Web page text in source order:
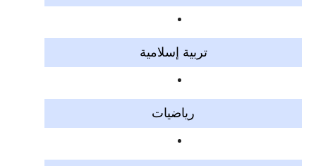
تربية إسلامية
رياضيات